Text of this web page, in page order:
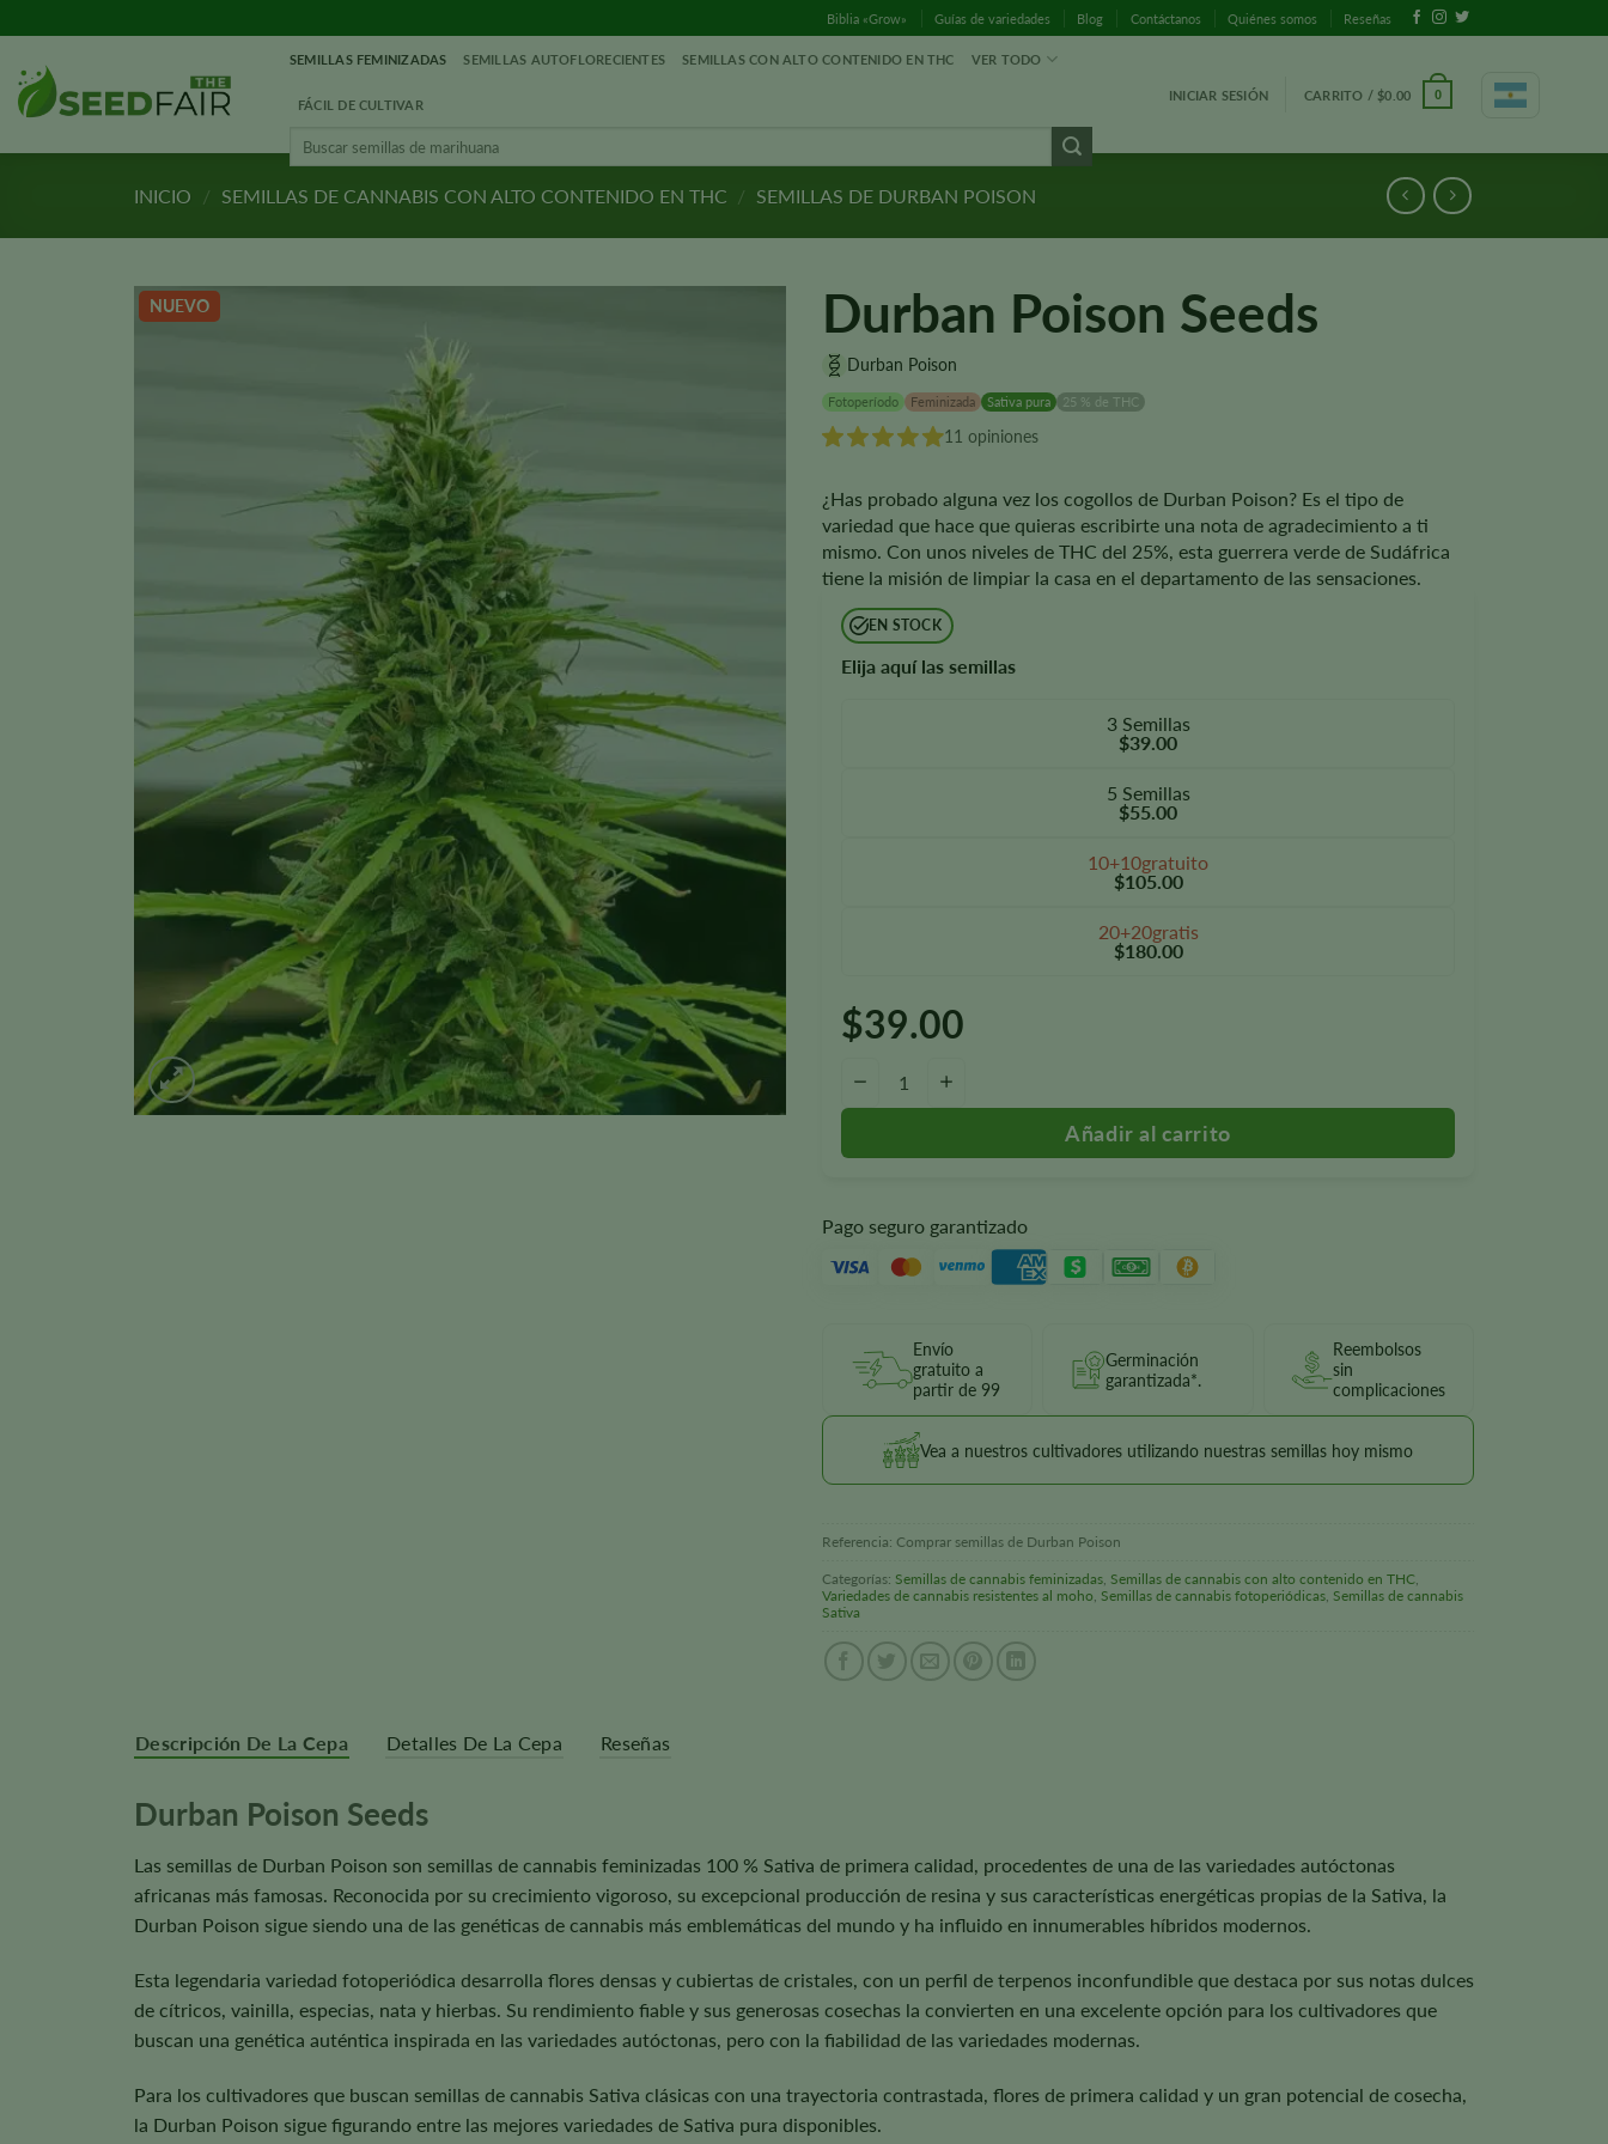
al
contenido
Biblia «Grow» Guías de variedades Blog Contáctanos Quiénes somos Reseñas
SEMILLAS FEMINIZADAS SEMILLAS AUTOFLORECIENTES SEMILLAS CON ALTO CONTENIDO EN THC VER TODO
FÁCIL DE CULTIVAR
Buscar:
INICIAR SESIÓN CARRITO / $0.00 0
INICIO / SEMILLAS DE CANNABIS CON ALTO CONTENIDO EN THC / SEMILLAS DE DURBAN POISON
NUEVO Durban Poison Seeds
Durban Poison
Fotoperíodo Feminizada Sativa pura 25 % de THC
11 opiniones
¿Has probado alguna vez los cogollos de Durban Poison? Es el tipo de
variedad que hace que quieras escribirte una nota de agradecimiento a ti
mismo. Con unos niveles de THC del 25%, esta guerrera verde de Sudáfrica
tiene la misión de limpiar la casa en el departamento de las sensaciones.
EN STOCK
Elija aquí las semillas
3 Semillas
$39.00
5 Semillas
$55.00
10+10gratuito
$105.00
20+20gratis
$180.00
$39.00
-
Pago seguro garantizado
Envío
gratuito a
partir de 99
Germinación
garantizada*.
Reembolsos
sin
complicaciones
Vea a nuestros cultivadores utilizando nuestras semillas hoy mismo
Referencia: Comprar semillas de Durban Poison
Categorías: Semillas de cannabis feminizadas, Semillas de cannabis con alto contenido en THC,
Variedades de cannabis resistentes al moho, Semillas de cannabis fotoperiódicas, Semillas de cannabis
Sativa
Descripción De La Cepa Detalles De La Cepa Reseñas
Durban Poison Seeds
Las semillas de Durban Poison son semillas de cannabis feminizadas 100 % Sativa de primera calidad, procedentes de una de las variedades autóctonas
africanas más famosas. Reconocida por su crecimiento vigoroso, su excepcional producción de resina y sus características energéticas propias de la Sativa, la
Durban Poison sigue siendo una de las genéticas de cannabis más emblemáticas del mundo y ha influido en innumerables híbridos modernos.
Esta legendaria variedad fotoperiódica desarrolla flores densas y cubiertas de cristales, con un perfil de terpenos inconfundible que destaca por sus notas dulces
de cítricos, vainilla, especias, nata y hierbas. Su rendimiento fiable y sus generosas cosechas la convierten en una excelente opción para los cultivadores que
buscan una genética auténtica inspirada en las variedades autóctonas, pero con la fiabilidad de las variedades modernas.
Para los cultivadores que buscan semillas de cannabis Sativa clásicas con una trayectoria contrastada, flores de primera calidad y un gran potencial de cosecha,
la Durban Poison sigue figurando entre las mejores variedades de Sativa pura disponibles.